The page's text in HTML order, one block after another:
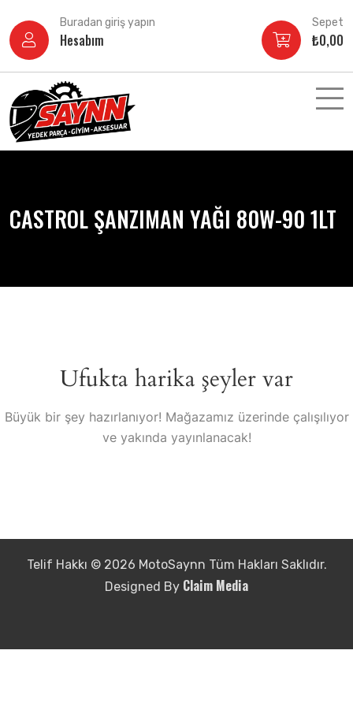
atla
Buradan giriş yapın
Hesabım
Sepet
₺0,00
CASTROL ŞANZIMAN YAĞI 80W-90 1LT
Ufukta harika şeyler var
Büyük bir şey hazırlanıyor! Mağazamız üzerinde çalışılıyor
ve yakında yayınlanacak!
Telif Hakkı © 2026 MotoSaynn Tüm Hakları Saklıdır.
Designed By Claim Media